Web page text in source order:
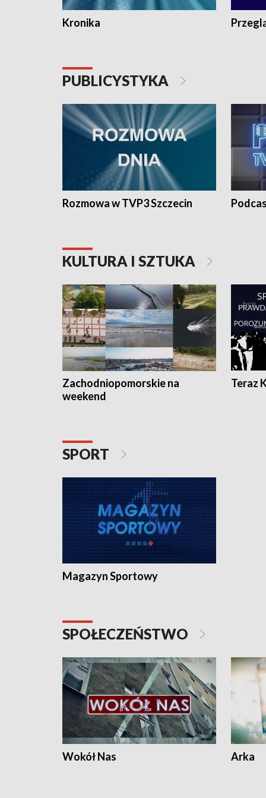
Kronika
PUBLICYSTYKA
Rozmowa w TVP3 Szczecin
KULTURA I SZTUKA
Zachodniopomorskie na
weekend
Teraz
SPORT
Magazyn Sportowy
SPOŁECZEŃSTWO
Wokół Nas Arka